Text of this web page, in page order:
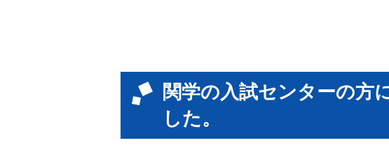
関学の入試センターの方
した。